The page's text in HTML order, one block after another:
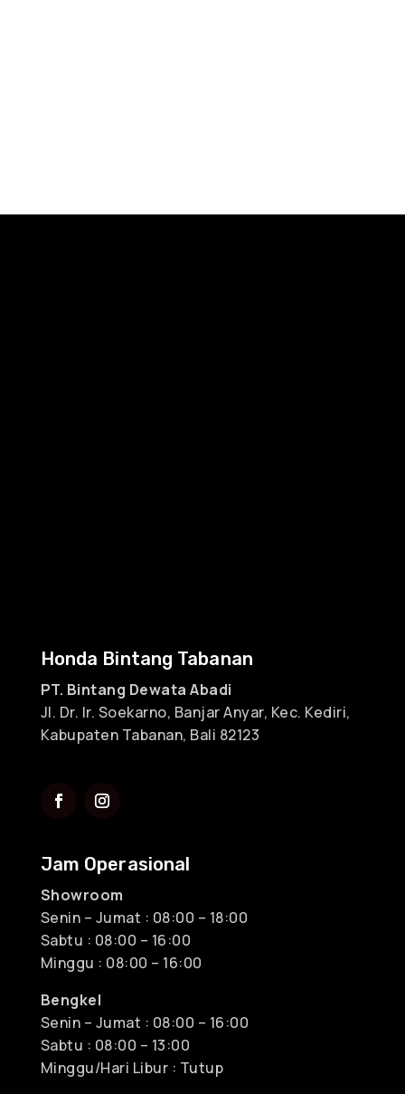
Honda Bintang Tabanan
PT. Bintang Dewata Abadi
Jl. Dr. Ir. Soekarno, Banjar Anyar, Kec. Kediri,
Kabupaten Tabanan, Bali 82123
Jam Operasional
Showroom
Senin – Jumat : 08:00 – 18:00
Sabtu : 08:00 – 16:00
Minggu : 08:00 – 16:00
Bengkel
Senin – Jumat : 08:00 – 16:00
Sabtu : 08:00 – 13:00
Minggu/Hari Libur : Tutup